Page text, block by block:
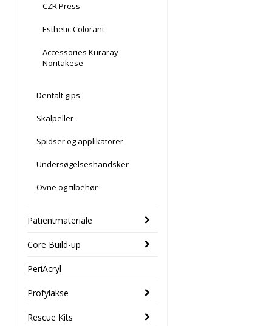
CZR Press
Esthetic Colorant
Accessories Kuraray
Noritakese
Dentalt gips
Skalpeller
Spidser og applikatorer
Undersøgelseshandsker
Ovne og tilbehør
Patientmateriale
Core Build-up
PeriAcryl
Profylakse
Rescue Kits